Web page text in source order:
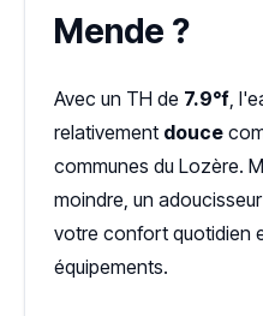
Mende ?
Avec un TH de 7.9°f ,
relativement douce
communes du Lozère.
moindre, un
votre confort quotidien
équipements.